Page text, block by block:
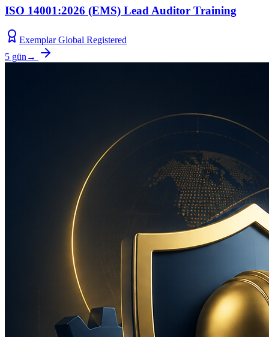
ISO 14001:2026 (EMS) Lead Auditor Training
Exemplar Global Registered
5 gün →